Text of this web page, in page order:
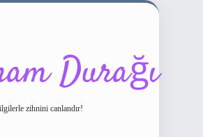
Durağı
zihnini canlandır!